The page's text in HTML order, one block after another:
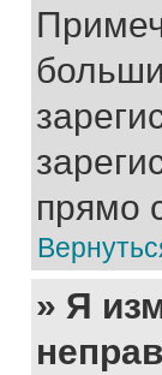
прямо
» Я